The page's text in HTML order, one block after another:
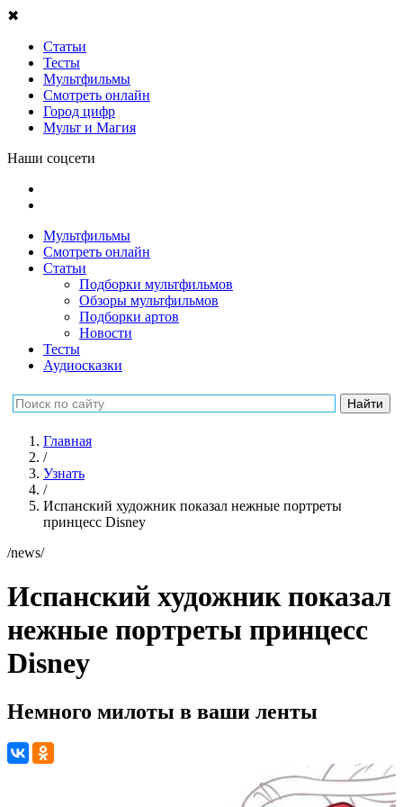
✖
Статьи
Тесты
Мультфильмы
Смотреть онлайн
Город цифр
Мульт и Магия
Наши соцсети
Мультфильмы
Смотреть онлайн
Статьи
Подборки мультфильмов
Обзоры мультфильмов
Подборки артов
Новости
Тесты
Аудиосказки
Главная
/
Узнать
/
Испанский художник показал нежные портреты
принцесс Disney
/news/
Испанский художник показал
нежные портреты принцесс
Disney
Немного милоты в ваши ленты